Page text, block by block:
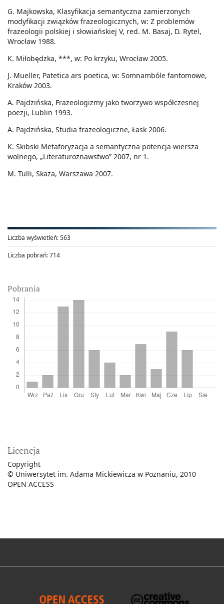
Liczba wyświetleń:563
Liczba pobrań:714
Pobrania
G. Majkowska, Klasyfikacja semantyczna zamierzonych
modyfikacji związków frazeologicznych, w: Z problemów
frazeologii polskiej i słowiańskiej V, red. M. Basaj, D. Rytel,
Wrocław 1988.
K. Miłobędzka, ***, w: Po krzyku, Wrocław 2005.
J. Mueller, Patetica ars poetica, w: Somnambóle fantomowe,
Kraków 2003.
A. Pajdzińska, Frazeologizmy jako tworzywo współczesnej
poezji, Lublin 1993.
A. Pajdzińska, Studia frazeologiczne, Łask 2006.
K. Skibski Metaforyzacja a semantyczna potencja wiersza
wolnego, „Literaturoznawstwo” 2007, nr 1.
M. Tulli, Skaza, Warszawa 2007.
Licencja
Copyright
© Uniwersytet im. Adama Mickiewicza w Poznaniu, 2010
OPEN ACCESS